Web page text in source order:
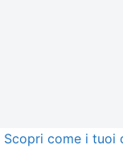
Scopri come i tuoi